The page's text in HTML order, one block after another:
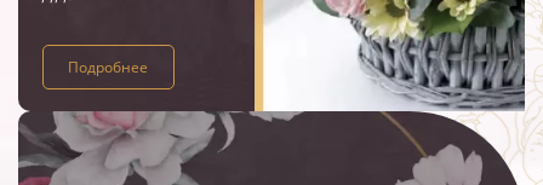
Подробнее